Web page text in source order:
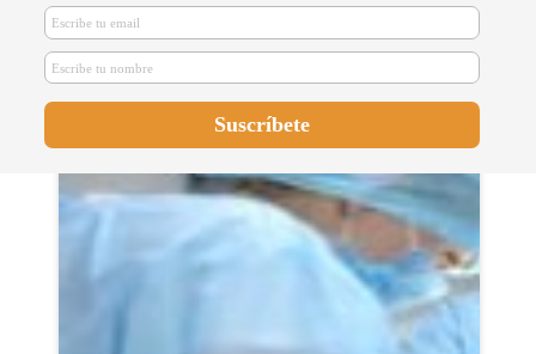
Enfermeros se forman en
inmovilizaciones enyesadas